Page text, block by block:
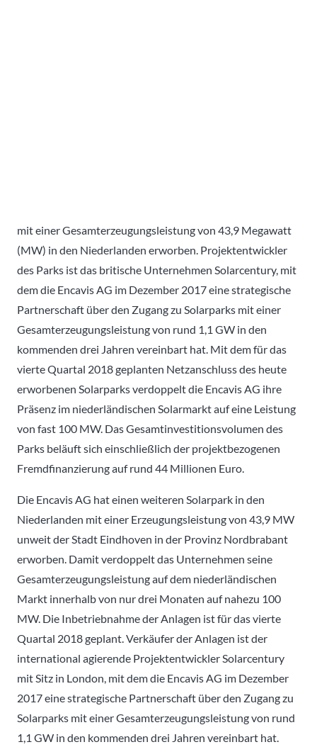
mit einer Gesamterzeugungsleistung von 43,9 Megawatt
(MW) in den Niederlanden erworben. Projektentwickler
des Parks ist das britische Unternehmen Solarcentury, mit
dem die Encavis AG im Dezember 2017 eine strategische
Partnerschaft über den Zugang zu Solarparks mit einer
Gesamterzeugungsleistung von rund 1,1 GW in den
kommenden drei Jahren vereinbart hat. Mit dem für das
vierte Quartal 2018 geplanten Netzanschluss des heute
erworbenen Solarparks verdoppelt die Encavis AG ihre
Präsenz im niederländischen Solarmarkt auf eine Leistung
von fast 100 MW. Das Gesamtinvestitionsvolumen des
Parks beläuft sich einschließlich der projektbezogenen
Fremdfinanzierung auf rund 44 Millionen Euro.
Die Encavis AG hat einen weiteren Solarpark in den
Niederlanden mit einer Erzeugungsleistung von 43,9 MW
unweit der Stadt Eindhoven in der Provinz Nordbrabant
erworben. Damit verdoppelt das Unternehmen seine
Gesamterzeugungsleistung auf dem niederländischen
Markt innerhalb von nur drei Monaten auf nahezu 100
MW. Die Inbetriebnahme der Anlagen ist für das vierte
Quartal 2018 geplant. Verkäufer der Anlagen ist der
international agierende Projektentwickler Solarcentury
mit Sitz in London, mit dem die Encavis AG im Dezember
2017 eine strategische Partnerschaft über den Zugang zu
Solarparks mit einer Gesamterzeugungsleistung von rund
1,1 GW in den kommenden drei Jahren vereinbart hat.